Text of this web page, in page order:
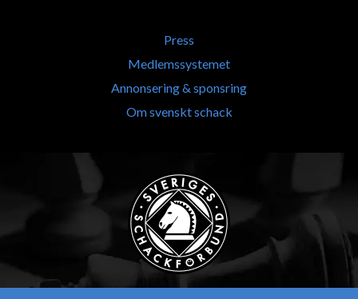
Press
Medlemssystemet
Annonsering & sponsring
Om svenskt schack